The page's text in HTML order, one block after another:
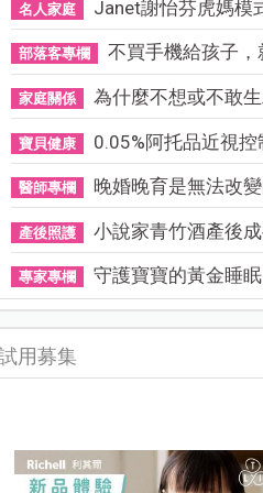
名人家庭 Janet謝怡芬虎媽模式
部落客專欄 不買手機給孩子，就
家庭關係 為什麼不想或不敢生
寶貝健康 0.05%阿托品近視控制
醫師專欄 晚婚晚育是無法改
產後照護 小說家青竹酒產後
專家專欄 守護寶寶的黃金睡
用募集